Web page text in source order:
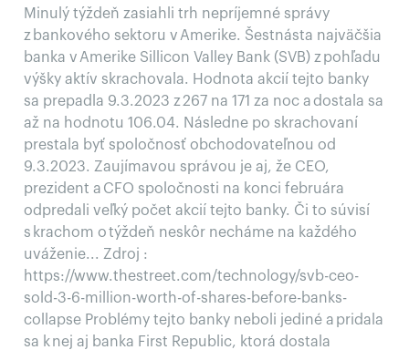
Minulý týždeň zasiahli trh nepríjemné správy
z bankového sektoru v Amerike. Šestnásta najväčšia
banka v Amerike Sillicon Valley Bank (SVB) z pohľadu
výšky aktív skrachovala. Hodnota akcií tejto banky
sa prepadla 9.3.2023 z 267 na 171 za noc a dostala sa
až na hodnotu 106.04. Následne po skrachovaní
prestala byť spoločnosť obchodovateľnou od
9.3.2023. Zaujímavou správou je aj, že CEO,
prezident a CFO spoločnosti na konci februára
odpredali veľký počet akcií tejto banky. Či to súvisí
s krachom o týždeň neskôr necháme na každého
uváženie... Zdroj :
https://www.thestreet.com/technology/svb-ceo-
sold-3-6-million-worth-of-shares-before-banks-
collapse Problémy tejto banky neboli jediné a pridala
sa k nej aj banka First Republic, ktorá dostala